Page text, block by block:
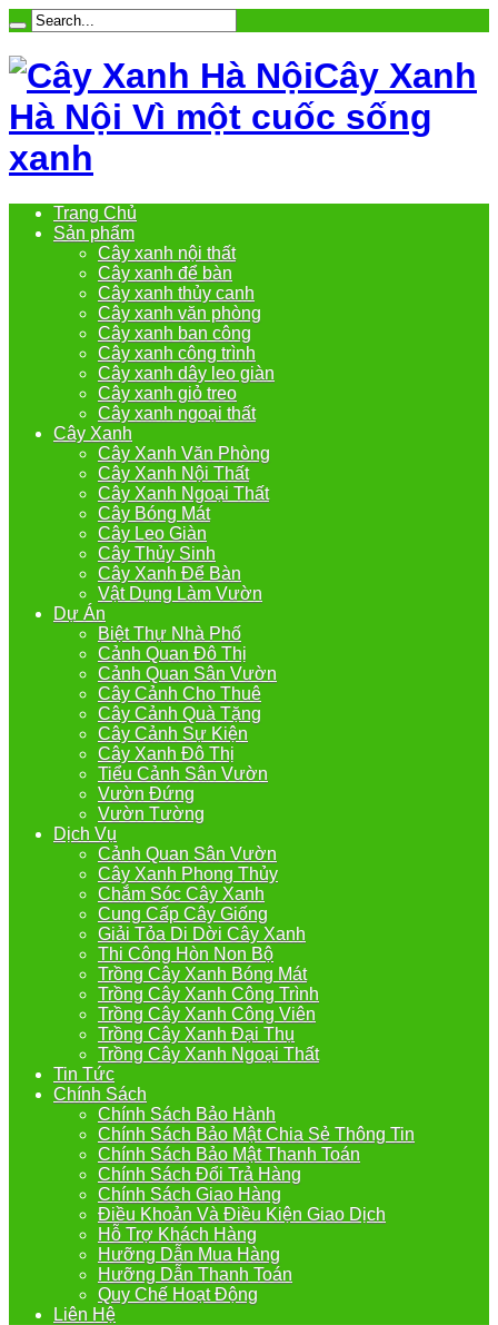
Cây Xanh
Hà Nội Vì một cuốc sống
xanh
Trang Chủ
Sản phẩm
Cây xanh nội thất
Cây xanh để bàn
Cây xanh thủy canh
Cây xanh văn phòng
Cây xanh ban công
Cây xanh công trình
Cây xanh dây leo giàn
Cây xanh giỏ treo
Cây xanh ngoại thất
Cây Xanh
Cây Xanh Văn Phòng
Cây Xanh Nội Thất
Cây Xanh Ngoại Thất
Cây Bóng Mát
Cây Leo Giàn
Cây Thủy Sinh
Cây Xanh Để Bàn
Vật Dụng Làm Vườn
Dự Án
Biệt Thự Nhà Phố
Cảnh Quan Đô Thị
Cảnh Quan Sân Vườn
Cây Cảnh Cho Thuê
Cây Cảnh Quà Tặng
Cây Cảnh Sự Kiện
Cây Xanh Đô Thị
Tiểu Cảnh Sân Vườn
Vườn Đứng
Vườn Tường
Dịch Vụ
Cảnh Quan Sân Vườn
Cây Xanh Phong Thủy
Chắm Sóc Cây Xanh
Cung Cấp Cây Giống
Giải Tỏa Di Dời Cây Xanh
Thi Công Hòn Non Bộ
Trồng Cây Xanh Bóng Mát
Trồng Cây Xanh Công Trình
Trồng Cây Xanh Công Viên
Trồng Cây Xanh Đại Thụ
Trồng Cây Xanh Ngoại Thất
Tin Tức
Chính Sách
Chính Sách Bảo Hành
Chính Sách Bảo Mật Chia Sẻ Thông Tin
Chính Sách Bảo Mật Thanh Toán
Chính Sách Đổi Trả Hàng
Chính Sách Giao Hàng
Điều Khoản Và Điều Kiện Giao Dịch
Hỗ Trợ Khách Hàng
Hưỡng Dẫn Mua Hàng
Hưỡng Dẫn Thanh Toán
Quy Chế Hoạt Động
Liên Hệ